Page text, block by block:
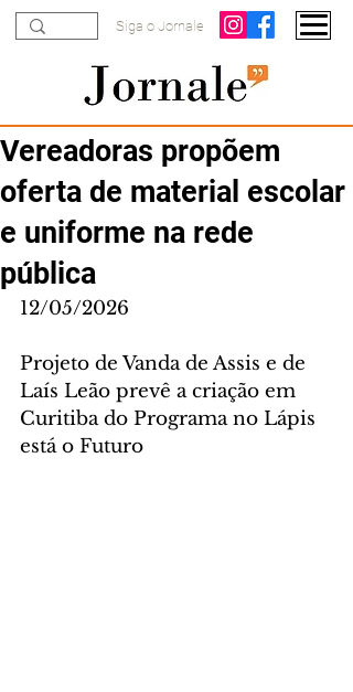
Siga o Jornale
Vereadoras propõem
oferta de material escolar
e uniforme na rede
pública
12/05/2026
Projeto de Vanda de Assis e de
Laís Leão prevê a criação em
Curitiba do Programa no Lápis
está o Futuro